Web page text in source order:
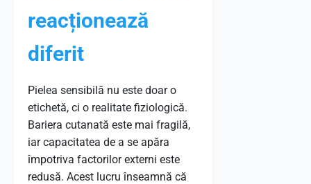
reacționează
diferit
Pielea sensibilă nu este doar o
etichetă, ci o realitate fiziologică.
Bariera cutanată este mai fragilă,
iar capacitatea de a se apăra
împotriva factorilor externi este
redusă. Acest lucru înseamnă că